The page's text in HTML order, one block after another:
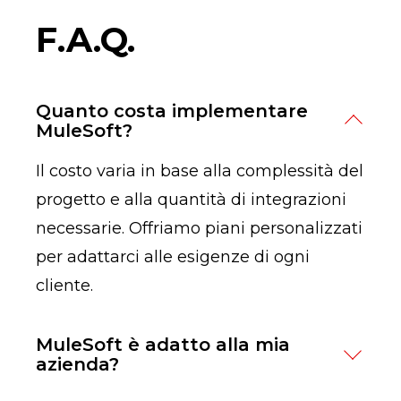
F.A.Q.
Quanto costa implementare
MuleSoft?
Il costo varia in base alla complessità del
progetto e alla quantità di integrazioni
necessarie. Offriamo piani personalizzati
per adattarci alle esigenze di ogni
cliente.
MuleSoft è adatto alla mia
azienda?